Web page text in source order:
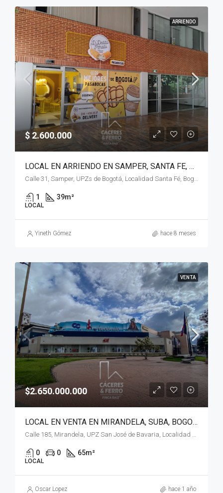
ARRIENDO
$ 2.600.000
LOCAL EN ARRIENDO EN SAMPER, SANTA FE, BOGOTÁ, D.C. – (919)
Calle 31, Samper, UPZs de Bogotá, Localidad Santa Fé, Bogotá, Bogotá, Distrito Capital, RAP (Especial) Central, 110311, Colombia
1 39m²
LOCAL
Yineth Gómez hace 8 meses
VENTA
$2.650.000.000
LOCAL EN VENTA EN MIRANDELA, SUBA, BOGOTÁ
Calle 185, Mirandela, UPZ San José de Bavaria, Localidad Suba, Bogotá, Bogotá, Distrito Capital, RAP (Especial) Central, 111166, Colombia
0 0 65m²
LOCAL
Oscar Lopez hace 1 año